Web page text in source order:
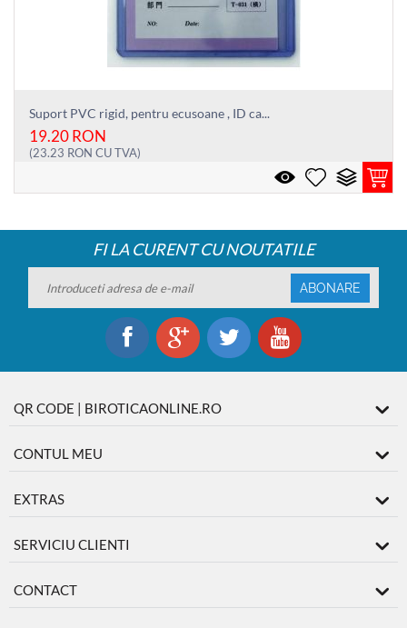
Suport PVC rigid, pentru ecusoane , ID ca...
19.20RON
(23.23 RON CU TVA)
FI LA CURENT CU NOUTATILE
ABONARE
QR CODE | BIROTICAONLINE.RO
CONTUL MEU
EXTRAS
SERVICIU CLIENTI
CONTACT